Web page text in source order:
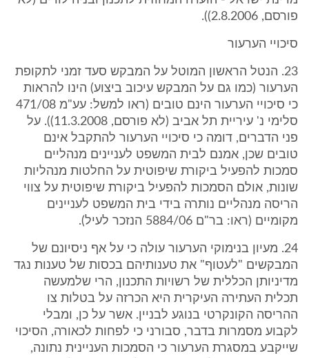
פורסם, 2.8.2006)).
סיכויי הערעור
23. הנטל הראשון המוטל על המבקש סעד זמני לתקופת
הערעור (כמו גם על המבקש עיכוב ביצוע) הינו להראות
כי סיכויי הערעור הינם טובים (ראו למשל: עע"מ 471/08
סלימי נ' עיריית תל אביב (לא פורסם, 11.3.2008)). על
פני הדברים, דומה כי סיכויי הערעור להתקבל אינם
טובים שכן, אמנם לבית המשפט לעניינים מנהליים
סמכות להפעיל ביקורת שיפוטית על החלטות מנהליות
שונות, אולם הסמכות להפעיל ביקורת שיפוטית על צווי
הריסה מנהליים נותרה בידי בית המשפט לעניינים
מקומיים (ראו: בר"ם 5884/06 הנזכר לעיל).
24. מעיון בנימוקי הערעור עולה כי על אף ניסיונם של
המבקשים "לעטוף" את טענותיהם בכסות של טענות נגד
מדיניותן הכללית של רשויות התכנון, הרי שלמעשה
תכלית העתירה העיקרית היא הכרזה על בטלות צו
ההריסה הקונקרטי בנוגע לבניין. אשר על כן, ומבלי
לקבוע מסמרות בדבר, סבורני כי לפחות לכאורה, הסיכוי
שייקבע במסגרת הערעור כי הסמכות העניינית נתונה,